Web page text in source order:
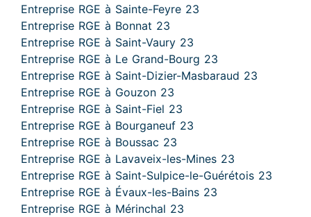
Entreprise RGE à Sainte-Feyre 23
Entreprise RGE à Bonnat 23
Entreprise RGE à Saint-Vaury 23
Entreprise RGE à Le Grand-Bourg 23
Entreprise RGE à Saint-Dizier-Masbaraud 23
Entreprise RGE à Gouzon 23
Entreprise RGE à Saint-Fiel 23
Entreprise RGE à Bourganeuf 23
Entreprise RGE à Boussac 23
Entreprise RGE à Lavaveix-les-Mines 23
Entreprise RGE à Saint-Sulpice-le-Guérétois 23
Entreprise RGE à Évaux-les-Bains 23
Entreprise RGE à Mérinchal 23